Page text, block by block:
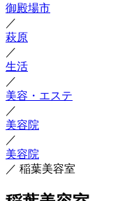
御殿場市
／
萩原
／
生活
／
美容・エステ
／
美容院
／
美容院
／ 稲葉美容室